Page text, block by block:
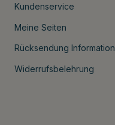
Kundenservice
Meine Seiten
Rücksendung Information
Widerrufsbelehrung